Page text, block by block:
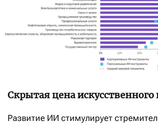
Скрытая цена искусственного
Развитие ИИ стимулирует